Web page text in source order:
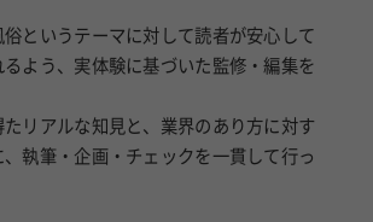
というテーマに対して読者が安心して
よう、実体験に基づいた監修・編集を
たリアルな知見と、業界のあり方に対す
執筆・企画・チェックを一貫して行っ